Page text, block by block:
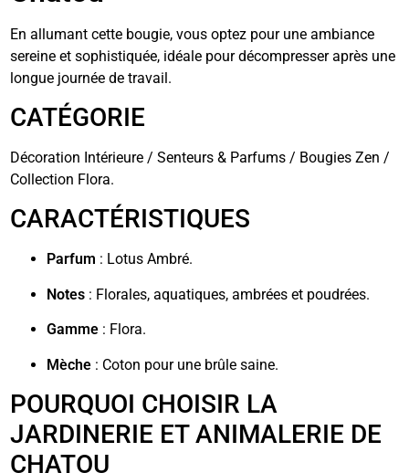
En allumant cette bougie, vous optez pour une ambiance
sereine et sophistiquée, idéale pour décompresser après une
longue journée de travail.
CATÉGORIE
Décoration Intérieure / Senteurs & Parfums / Bougies Zen /
Collection Flora.
CARACTÉRISTIQUES
Parfum : Lotus Ambré.
Notes : Florales, aquatiques, ambrées et poudrées.
Gamme : Flora.
Mèche : Coton pour une brûle saine.
POURQUOI CHOISIR LA
JARDINERIE ET ANIMALERIE DE
CHATOU